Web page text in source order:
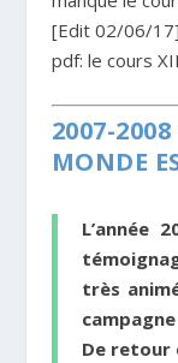
[Edit 02/06/
pdf: le cours
2007-
MONDE
L’année
très
De retour